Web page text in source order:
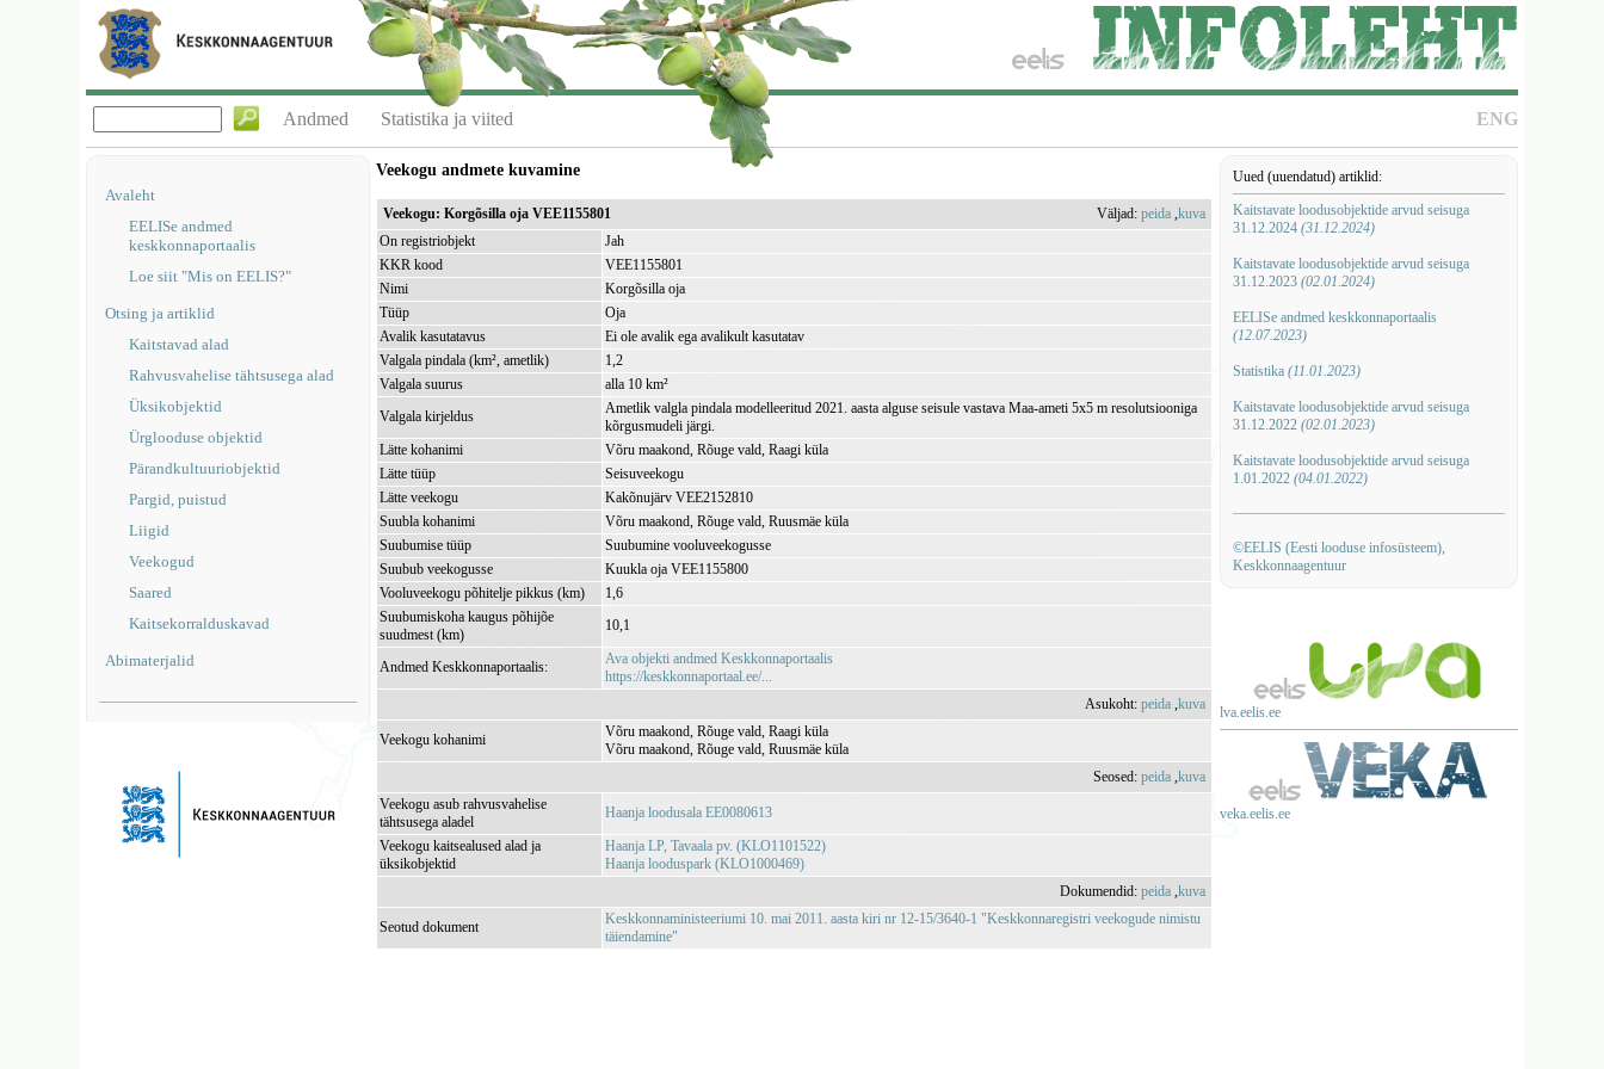
ENG
Andmed Statistika ja viited
Avaleht
EELISe andmed
keskkonnaportaalis
Loe siit "Mis on EELIS?"
Otsing ja artiklid
Kaitstavad alad
Rahvusvahelise tähtsusega alad
Üksikobjektid
Ürglooduse objektid
Pärandkultuuriobjektid
Pargid, puistud
Liigid
Veekogud
Saared
Kaitsekorralduskavad
Abimaterjalid
Uued (uuendatud) artiklid:
Kaitstavate loodusobjektide arvud seisuga
31.12.2024 (31.12.2024)
Kaitstavate loodusobjektide arvud seisuga
31.12.2023 (02.01.2024)
EELISe andmed keskkonnaportaalis
(12.07.2023)
Statistika (11.01.2023)
Kaitstavate loodusobjektide arvud seisuga
31.12.2022 (02.01.2023)
Kaitstavate loodusobjektide arvud seisuga
1.01.2022 (04.01.2022)
©EELIS (Eesti looduse infosüsteem),
Keskkonnaagentuur
lva.eelis.ee
veka.eelis.ee
Veekogu andmete kuvamine
Veekogu: Korgõsilla oja VEE1155801 Väljad:peida ,kuva
On registriobjekt
Jah
KKR kood
VEE1155801
Nimi
Korgõsilla oja
Tüüp
Oja
Avalik kasutatavus
Ei ole avalik ega avalikult kasutatav
Valgala pindala (km², ametlik)
1,2
Valgala suurus
alla 10 km²
Valgala kirjeldus
Ametlik valgla pindala modelleeritud 2021. aasta alguse seisule vastava Maa-ameti 5x5 m resolutsiooniga
kõrgusmudeli järgi.
Lätte kohanimi
Võru maakond, Rõuge vald, Raagi küla
Lätte tüüp
Seisuveekogu
Lätte veekogu
Kakõnujärv VEE2152810
Suubla kohanimi
Võru maakond, Rõuge vald, Ruusmäe küla
Suubumise tüüp
Suubumine vooluveekogusse
Suubub veekogusse
Kuukla oja VEE1155800
Vooluveekogu põhitelje pikkus (km)
1,6
Suubumiskoha kaugus põhijõe
suudmest (km)
10,1
Andmed Keskkonnaportaalis:
Ava objekti andmed Keskkonnaportaalis
https://keskkonnaportaal.ee/...
Asukoht:peida ,kuva
Veekogu kohanimi
Võru maakond, Rõuge vald, Raagi küla
Võru maakond, Rõuge vald, Ruusmäe küla
Seosed:peida ,kuva
Veekogu asub rahvusvahelise
tähtsusega aladel
Haanja loodusala EE0080613
Veekogu kaitsealused alad ja
üksikobjektid
Haanja LP, Tavaala pv. (KLO1101522)
Haanja looduspark (KLO1000469)
Dokumendid:peida ,kuva
Seotud dokument
Keskkonnaministeeriumi 10. mai 2011. aasta kiri nr 12-15/3640-1 "Keskkonnaregistri veekogude nimistu
täiendamine"